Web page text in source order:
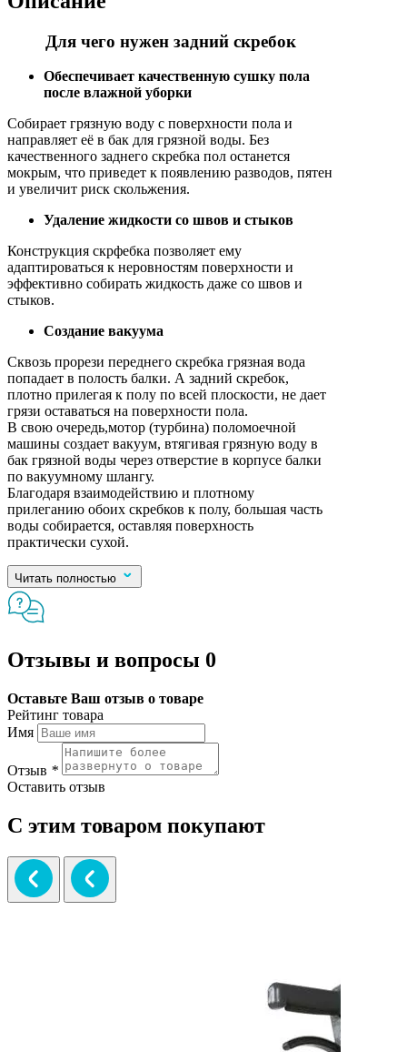
Для чего нужен задний скребок
Обеспечивает качественную сушку пола
после влажной уборки
Собирает грязную воду с поверхности пола и
направляет её в бак для грязной воды. Без
качественного заднего скребка пол останется
мокрым, что приведет к появлению разводов, пятен
и увеличит риск скольжения.
Удаление жидкости со швов и стыков
Конструкция скрфебка позволяет ему
адаптироваться к неровностям поверхности и
эффективно собирать жидкость даже со швов и
стыков.
Создание вакуума
Сквозь прорези переднего скребка грязная вода
попадает в полость балки. А задний скребок,
плотно прилегая к полу по всей плоскости, не дает
грязи оставаться на поверхности пола.
В свою очередь,мотор (турбина) поломоечной
машины создает вакуум, втягивая грязную воду в
бак грязной воды через отверстие в корпусе балки
по вакуумному шлангу.
Благодаря взаимодействию и плотному
прилеганию обоих скребков к полу, большая часть
воды собирается, оставляя поверхность
практически сухой.
Читать полностью
Отзывы и вопросы 0
Оставьте Ваш отзыв о товаре
Рейтинг товара
Имя
Отзыв *
Оставить отзыв
С этим товаром покупают